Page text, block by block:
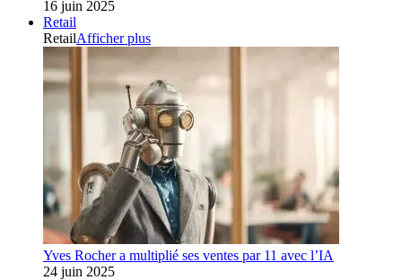
16 juin 2025
Retail
RetailAfficher plus
Yves Rocher a multiplié ses ventes par 11 avec l’IA
24 juin 2025